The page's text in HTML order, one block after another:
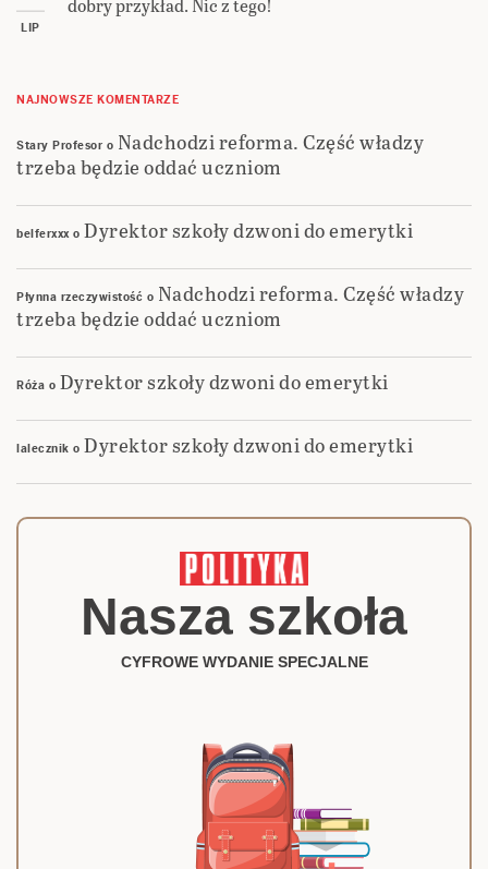
LIP
dobry przykład. Nic z tego!
NAJNOWSZE KOMENTARZE
Stary Profesor o Nadchodzi reforma. Część władzy
trzeba będzie oddać uczniom
belferxxxo Dyrektor szkoły dzwoni do emerytki
Płynna rzeczywistość o Nadchodzi reforma. Część władzy
trzeba będzie oddać uczniom
Róża o Dyrektor szkoły dzwoni do emerytki
lalecznik o Dyrektor szkoły dzwoni do emerytki
Nasza szkoła
CYFROWE WYDANIE SPECJALNE